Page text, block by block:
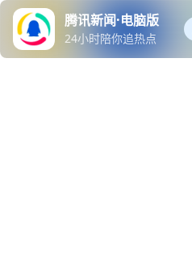
腾讯新闻·电脑版
24小时陪你追热点